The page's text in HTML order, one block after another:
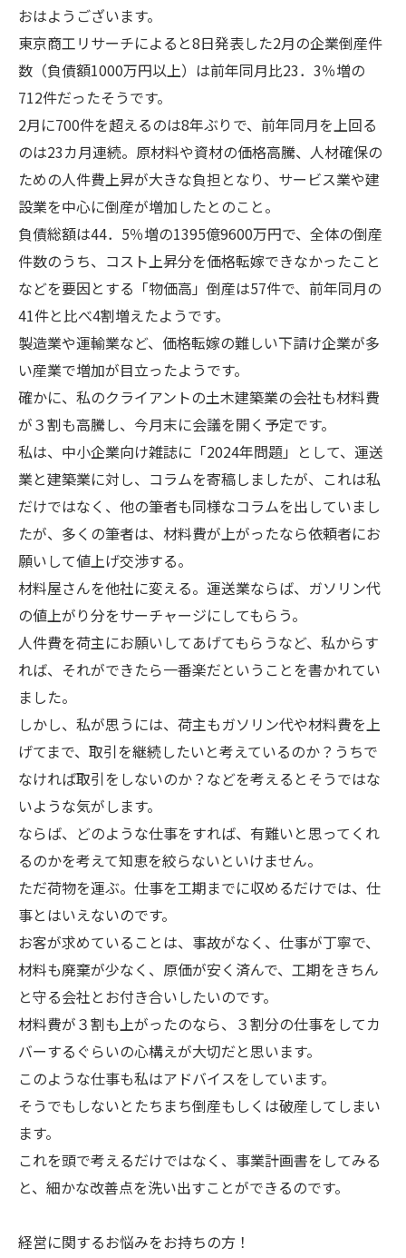
おはようございます。
東京商工リサーチによると8日発表した2月の企業倒産件
数（負債額1000万円以上）は前年同月比23．3％増の
712件だったそうです。
2月に700件を超えるのは8年ぶりで、前年同月を上回る
のは23カ月連続。原材料や資材の価格高騰、人材確保の
ための人件費上昇が大きな負担となり、サービス業や建
設業を中心に倒産が増加したとのこと。
負債総額は44．5％増の1395億9600万円で、全体の倒産
件数のうち、コスト上昇分を価格転嫁できなかったこと
などを要因とする「物価高」倒産は57件で、前年同月の
41件と比べ4割増えたようです。
製造業や運輸業など、価格転嫁の難しい下請け企業が多
い産業で増加が目立ったようです。
確かに、私のクライアントの土木建築業の会社も材料費
が３割も高騰し、今月末に会議を開く予定です。
私は、中小企業向け雑誌に「2024年問題」として、運送
業と建築業に対し、コラムを寄稿しましたが、これは私
だけではなく、他の筆者も同様なコラムを出していまし
たが、多くの筆者は、材料費が上がったなら依頼者にお
願いして値上げ交渉する。
材料屋さんを他社に変える。運送業ならば、ガソリン代
の値上がり分をサーチャージにしてもらう。
人件費を荷主にお願いしてあげてもらうなど、私からす
れば、それができたら一番楽だということを書かれてい
ました。
しかし、私が思うには、荷主もガソリン代や材料費を上
げてまで、取引を継続したいと考えているのか？うちで
なければ取引をしないのか？などを考えるとそうではな
いような気がします。
ならば、どのような仕事をすれば、有難いと思ってくれ
るのかを考えて知恵を絞らないといけません。
ただ荷物を運ぶ。仕事を工期までに収めるだけでは、仕
事とはいえないのです。
お客が求めていることは、事故がなく、仕事が丁寧で、
材料も廃棄が少なく、原価が安く済んで、工期をきちん
と守る会社とお付き合いしたいのです。
材料費が３割も上がったのなら、３割分の仕事をしてカ
バーするぐらいの心構えが大切だと思います。
このような仕事も私はアドバイスをしています。
そうでもしないとたちまち倒産もしくは破産してしまい
ます。
これを頭で考えるだけではなく、事業計画書をしてみる
と、細かな改善点を洗い出すことができるのです。
経営に関するお悩みをお持ちの方！